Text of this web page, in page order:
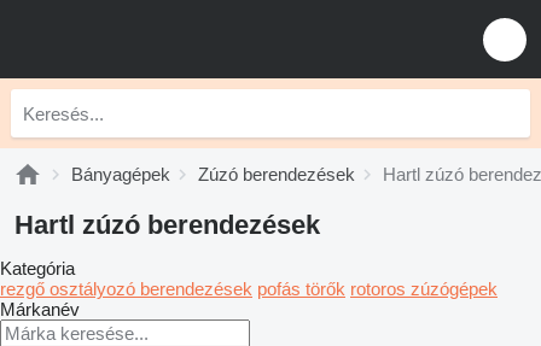
Bányagépek Zúzó berendezések Hartl zúzó
Hartl zúzó berendezések
Kategória
rezgő osztályozó berendezések pofás törők rotoros zúzógépek
Márkanév